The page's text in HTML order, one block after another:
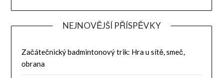
NEJNOVĚJŠÍ PŘÍSPĚVKY
Začátečnický badmintonový trik: Hra u sítě, smeč,
obrana